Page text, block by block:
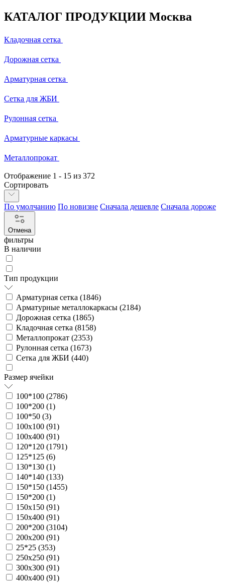
КАТАЛОГ ПРОДУКЦИИ Москва
Кладочная сетка
Дорожная сетка
Арматурная сетка
Сетка для ЖБИ
Рулонная сетка
Арматурные каркасы
Металлопрокат
Отображение 1 - 15 из 372
Сортировать
По умолчанию По новизне Сначала дешевле Сначала дороже
Отмена
фильтры
В наличии
Тип продукции
Арматурная сетка (1846)
Арматурные металлокаркасы (2184)
Дорожная сетка (1865)
Кладочная сетка (8158)
Металлопрокат (2353)
Рулонная сетка (1673)
Сетка для ЖБИ (440)
Размер ячейки
100*100 (2786)
100*200 (1)
100*50 (3)
100х100 (91)
100х400 (91)
120*120 (1791)
125*125 (6)
130*130 (1)
140*140 (133)
150*150 (1455)
150*200 (1)
150х150 (91)
150х400 (91)
200*200 (3104)
200х200 (91)
25*25 (353)
250х250 (91)
300х300 (91)
400х400 (91)